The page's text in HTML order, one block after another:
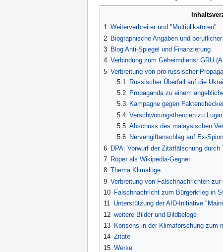
1 Weiterverbreiter und "Multiplikatoren"
2 Biographische Angaben und
3 Blog Anti-Spiegel und Finanzierung
4 Verbindung zum Geheimdienst GRU
5 Verbreitung von pro-russischer
5.1
Russischer Überfall auf die
5.2
Propaganda zu einem
5.3
Kampagne gegen
5.4 Verschwörungstheorien zu
5.5 Abschuss des malaysischen
5.6
Nervengiftanschlag auf Ex-
6 DPA: Vorwurf der Zitatfälschung
7 Röper als Wikipedia-Gegner
8 Thema Klimalüge
9 Verbreitung von Falschnachrichten zur
10 Falschnachricht zum Bürgerkrieg in
11 Unterstützung der AfD-Initiative
12 weitere Bilder und Bildbelege
13 Konsens in der Klimaforschung zum
14 Zitate
15 Werke